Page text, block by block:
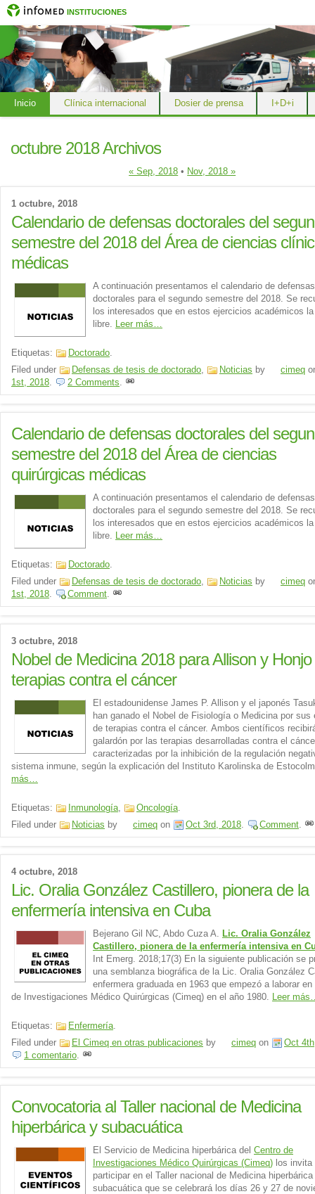
INSTITUCIONES
Inicio Clínica internacional Dosier de prensa I+D+i
octubre 2018 Archivos
« Sep, 2018 • Nov, 2018 »
1 octubre, 2018
Calendario de defensas doctorales del
semestre del 2018 del Área de ciencias
médicas
A continuación presentamos el calendario de defensas
doctorales para el segundo semestre del 2018. Se
los interesados que en estos ejercicios académicos
libre. Leer más…
Etiquetas: Doctorado.
Filed under
Defensas de tesis de doctorado, Noticias by cimeq
1st, 2018. 2 Comments.
Calendario de defensas doctorales del
semestre del 2018 del Área de ciencias
quirúrgicas médicas
A continuación presentamos el calendario de defensas
doctorales para el segundo semestre del 2018. Se
los interesados que en estos ejercicios académicos
libre. Leer más…
Etiquetas: Doctorado.
Filed under
Defensas de tesis de doctorado, Noticias by cimeq
1st, 2018. Comment.
3 octubre, 2018
Nobel de Medicina 2018 para Allison y
terapias contra el cáncer
El estadounidense James P. Allison y el japonés
han ganado el Nobel de Fisiología o Medicina por sus
de terapias contra el cáncer. Ambos científicos
galardón por las terapias desarrolladas contra el
caracterizadas por la inhibición de la regulación
sistema inmune, según la explicación del Instituto Karolinska de
más…
Etiquetas: Inmunología, Oncología.
Filed under
Noticias by cimeq on Oct 3rd, 2018. Comment.
4 octubre, 2018
Lic. Oralia González Castillero, pionera de la
enfermería intensiva en Cuba
Bejerano Gil NC, Abdo Cuza A. Lic. Oralia González
Castillero, pionera de la enfermería intensiva en
Int Emerg. 2018;17(3) En la siguiente publicación se
una semblanza biográfica de la Lic. Oralia González
enfermera graduada en 1963 que empezó a laborar en
de Investigaciones Médico Quirúrgicas (Cimeq) en el año 1980. Leer
Etiquetas: Enfermería.
Filed under
El Cimeq en otras publicaciones by cimeq on
Oct
1 comentario.
Convocatoria al Taller nacional de Medicina
hiperbárica y subacuática
El Servicio de Medicina hiperbárica del Centro de
Investigaciones Médico Quirúrgicas (Cimeq) los invita
participar en el Taller nacional de Medicina
subacuática que se celebrará los días 26 y 27 de